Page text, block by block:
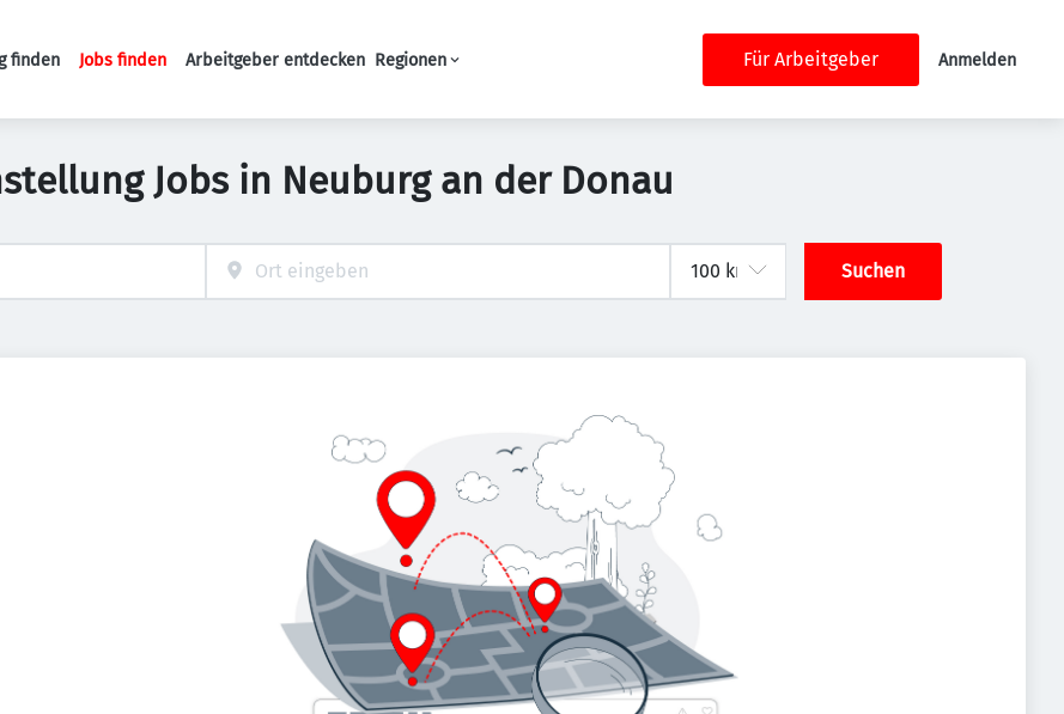
Haupt-Navigation
finden Jobs finden Arbeitgeber entdecken Regionen Für Arbeitgeber Anmelden
Jobs in Neuburg an der Donau
Suchen